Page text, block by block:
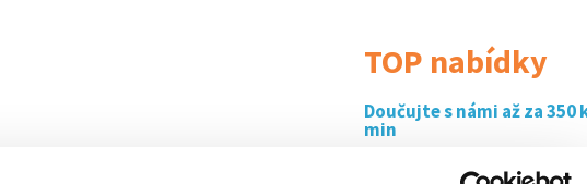
TOP nabídky
Doučujte s námi až za 350
min
Doučujte s námi až za 350